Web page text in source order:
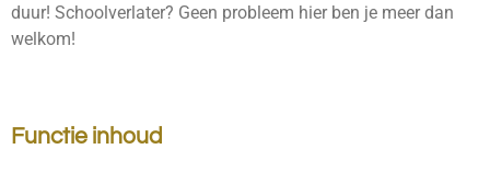
duur! Schoolverlater? Geen probleem hier ben je meer dan
welkom!
Functie inhoud